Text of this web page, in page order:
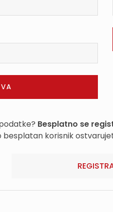
Besplatno se
besplatan korisnik